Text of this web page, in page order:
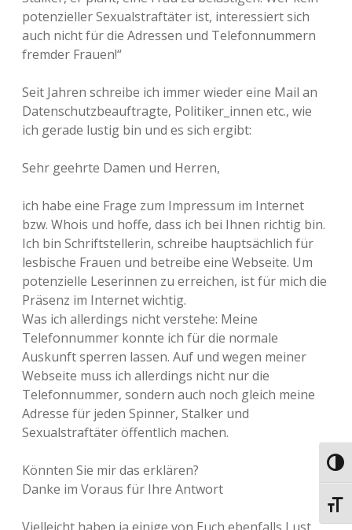
potenzieller Sexualstraftäter ist, interessiert sich
auch nicht für die Adressen und Telefonnummern
fremder Frauen!“
Seit Jahren schreibe ich immer wieder eine Mail an
Datenschutzbeauftragte, Politiker_innen etc., wie
ich gerade lustig bin und es sich ergibt:
Sehr geehrte Damen und Herren,
ich habe eine Frage zum Impressum im Internet
bzw. Whois und hoffe, dass ich bei Ihnen richtig bin.
Ich bin Schriftstellerin, schreibe hauptsächlich für
lesbische Frauen und betreibe eine Webseite. Um
potenzielle Leserinnen zu erreichen, ist für mich die
Präsenz im Internet wichtig.
Was ich allerdings nicht verstehe: Meine
Telefonnummer konnte ich für die normale
Auskunft sperren lassen. Auf und wegen meiner
Webseite muss ich allerdings nicht nur die
Telefonnummer, sondern auch noch gleich meine
Adresse für jeden Spinner, Stalker und
Sexualstraftäter öffentlich machen.
Könnten Sie mir das erklären?
Danke im Voraus für Ihre Antwort